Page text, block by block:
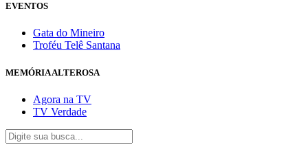
EVENTOS
Gata do Mineiro
Troféu Telê Santana
MEMÓRIA ALTEROSA
Agora na TV
TV Verdade